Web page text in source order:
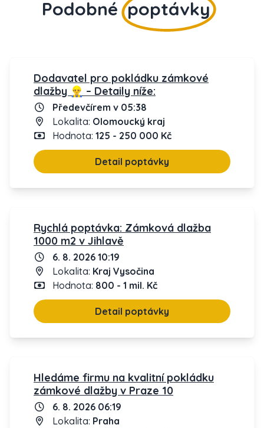
Podobné poptávky
Dodavatel pro pokládku zámkové
dlažby 👷‍♂️ – Detaily níže:
Předevčírem v 05:38
Lokalita: Olomoucký kraj
Hodnota: 125 - 250 000 Kč
Detail poptávky
Rychlá poptávka: Zámková dlažba
1000 m2 v Jihlavě
6. 8. 2026 10:19
Lokalita: Kraj Vysočina
Hodnota: 800 - 1 mil. Kč
Detail poptávky
Hledáme firmu na kvalitní pokládku
zámkové dlažby v Praze 10
6. 8. 2026 06:19
Lokalita: Praha